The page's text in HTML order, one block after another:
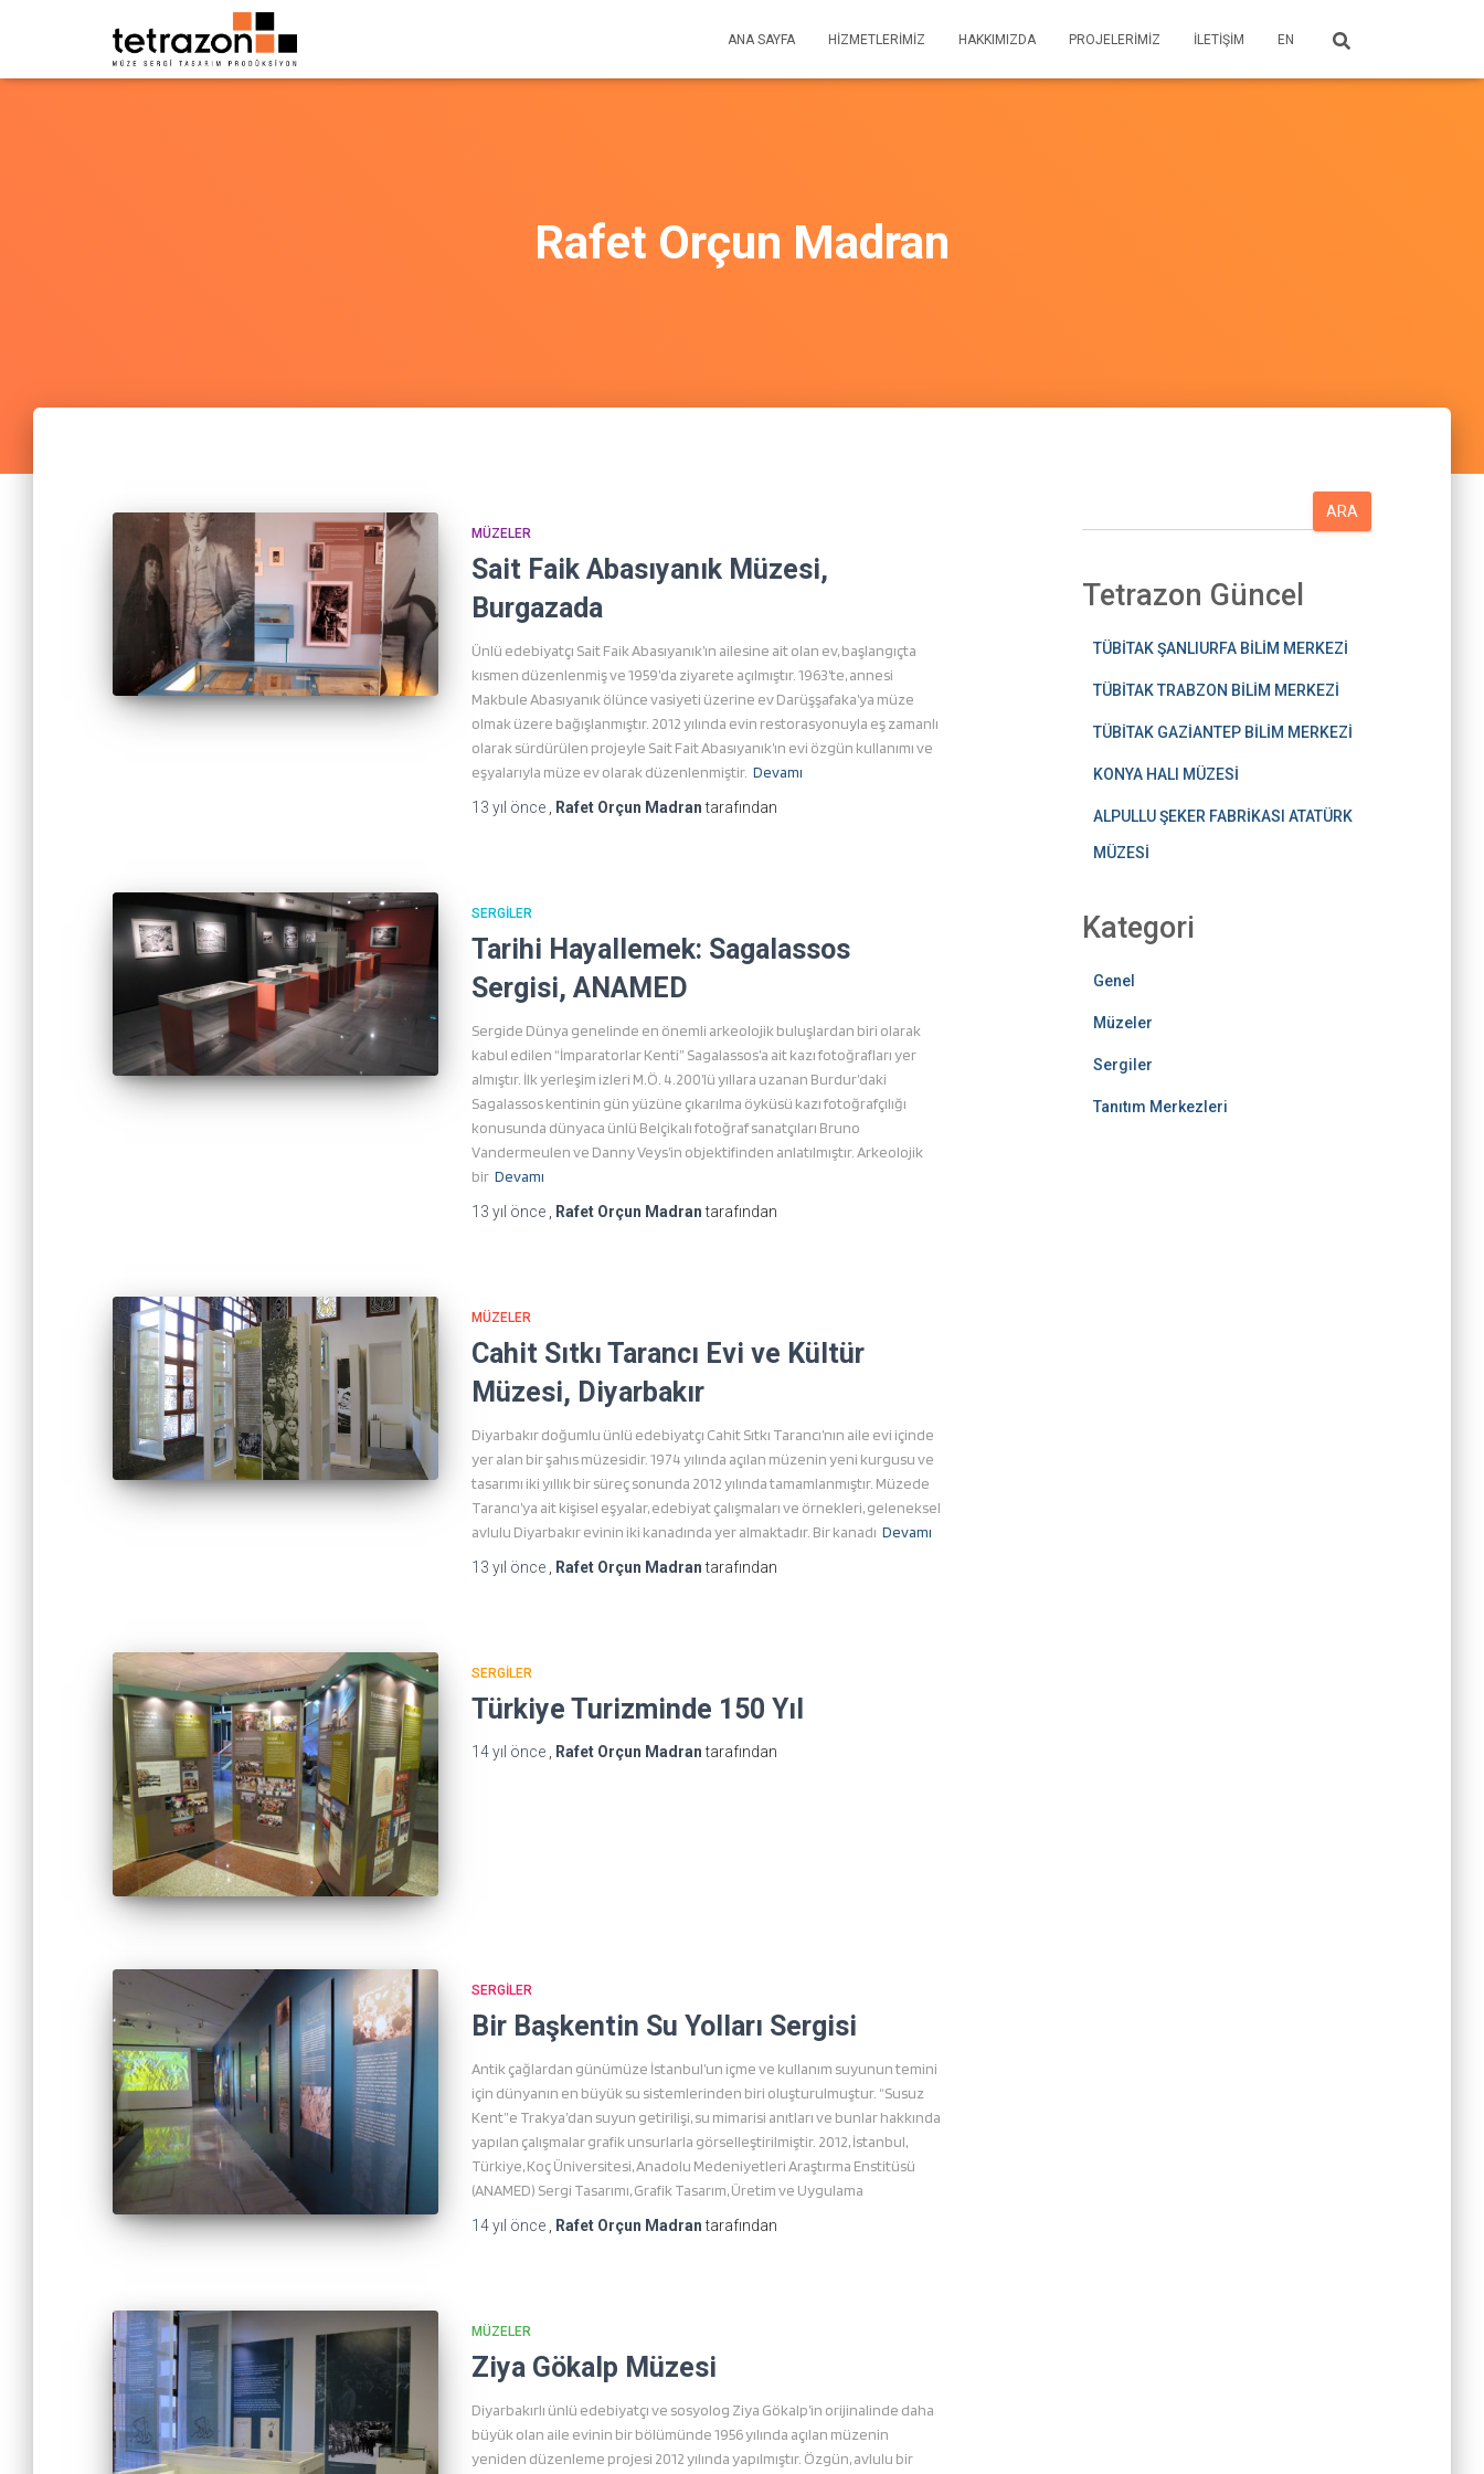
ANA SAYFA HIZMETLERIMIZ HAKKIMIZDA PROJELERIMIZ İLETIŞIM EN
Rafet Orçun Madran
MÜZELER
Sait Faik Abasıyanık Müzesi,
Burgazada
Ünlü edebiyatçı Sait Faik Abasıyanık’ın ailesine ait olan ev, başlangıçta
kısmen düzenlenmiş ve 1959’da ziyarete açılmıştır. 1963’te, annesi
Makbule Abasıyanık ölünce vasiyeti üzerine ev Darüşşafaka’ya müze
olmak üzere bağışlanmıştır. 2012 yılında evin restorasyonuyla eş zamanlı
olarak sürdürülen projeyle Sait Fait Abasıyanık’ın evi özgün kullanımı ve
eşyalarıyla müze ev olarak düzenlenmiştir. Devamı
13 yıl önce Rafet Orçun Madrantarafından
SERGILER
Tarihi Hayallemek: Sagalassos
Sergisi, ANAMED
Sergide Dünya genelinde en önemli arkeolojik buluşlardan biri olarak
kabul edilen “İmparatorlar Kenti” Sagalassos’a ait kazı fotoğrafları yer
almıştır. İlk yerleşim izleri M.Ö. 4.200’lü yıllara uzanan Burdur’daki
Sagalassos kentinin gün yüzüne çıkarılma öyküsü kazı fotoğrafçılığı
konusunda dünyaca ünlü Belçikalı fotoğraf sanatçıları Bruno
Vandermeulen ve Danny Veys’in objektifinden anlatılmıştır. Arkeolojik
bir Devamı
13 yıl önce Rafet Orçun Madrantarafından
MÜZELER
Cahit Sıtkı Tarancı Evi ve Kültür
Müzesi, Diyarbakır
Diyarbakır doğumlu ünlü edebiyatçı Cahit Sıtkı Tarancı’nın aile evi içinde
yer alan bir şahıs müzesidir. 1974 yılında açılan müzenin yeni kurgusu ve
tasarımı iki yıllık bir süreç sonunda 2012 yılında tamamlanmıştır. Müzede
Tarancı’ya ait kişisel eşyalar, edebiyat çalışmaları ve örnekleri, geleneksel
avlulu Diyarbakır evinin iki kanadında yer almaktadır. Bir kanadı Devamı
13 yıl önce Rafet Orçun Madrantarafından
SERGILER
Türkiye Turizminde 150 Yıl
14 yıl önce Rafet Orçun Madrantarafından
SERGILER
Bir Başkentin Su Yolları Sergisi
Antik çağlardan günümüze İstanbul’un içme ve kullanım suyunun temini
için dünyanın en büyük su sistemlerinden biri oluşturulmuştur. “Susuz
Kent”e Trakya’dan suyun getirilişi, su mimarisi anıtları ve bunlar hakkında
yapılan çalışmalar grafik unsurlarla görselleştirilmiştir. 2012, İstanbul,
Türkiye, Koç Üniversitesi, Anadolu Medeniyetleri Araştırma Enstitüsü
(ANAMED) Sergi Tasarımı, Grafik Tasarım, Üretim ve Uygulama
14 yıl önce , Rafet Orçun Madrantarafından
MÜZELER
Ziya Gökalp Müzesi
Diyarbakırlı ünlü edebiyatçı ve sosyolog Ziya Gökalp’in orijinalinde daha
büyük olan aile evinin bir bölümünde 1956 yılında açılan müzenin
yeniden düzenleme projesi 2012 yılında yapılmıştır. Özgün, avlulu bir
r
ARA
Tetrazon Güncel
TÜBİTAK ŞANLIURFA BİLİM MERKEZİ
TÜBİTAK TRABZON BİLİM MERKEZİ
TÜBİTAK GAZİANTEP BİLİM MERKEZİ
KONYA HALI MÜZESİ
ALPULLU ŞEKER FABRİKASI ATATÜRK
MÜZESİ
Kategori
Genel
Müzeler
Sergiler
Tanıtım Merkezleri